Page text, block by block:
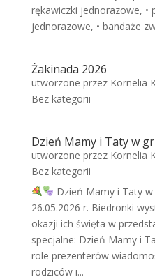
rękawiczki jednorazowe, •
jednorazowe, • bandaże
Żakinada 2026
utworzone przez Kornelia
Bez kategorii
Dzień Mamy i Taty w
utworzone przez Kornelia
Bez kategorii
Dzień Mamy i Taty
26.05.2026 r. Biedronki
okazji ich święta w
specjalne: Dzień Mamy i
role prezenterów
rodziców i...